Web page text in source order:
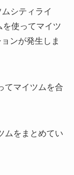
シティライ
使ってマイツ
ンが発生しま
てマイツムを合
ムをまとめてい